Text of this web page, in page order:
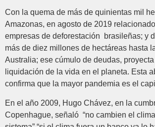
Con la quema de más de quinientas mil
Amazonas, en agosto de 2019
empresas de deforestación brasileñas; y
más de diez millones de hectáreas hasta
Australia; ese cúmulo de deudas,
liquidación de la vida en el planeta. Esta
confirma que la mayor pandemia es el
En el año 2009, Hugo Chávez, en la
Copenhague, señaló “no cambien el